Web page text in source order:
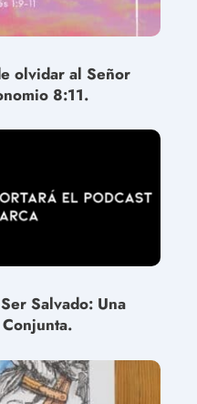
olvidar al Señor
8:11.
Salvado: Una